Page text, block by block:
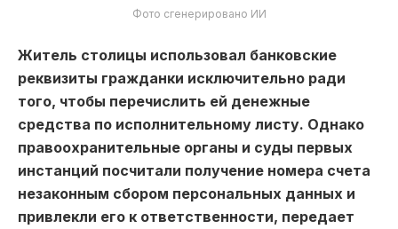
Фото сгенерировано ИИ
Житель столицы использовал банковские
реквизиты гражданки исключительно ради
того, чтобы перечислить ей денежные
средства по исполнительному листу. Однако
правоохранительные органы и суды первых
инстанций посчитали получение номера счета
незаконным сбором персональных данных и
привлекли его к ответственности, передает